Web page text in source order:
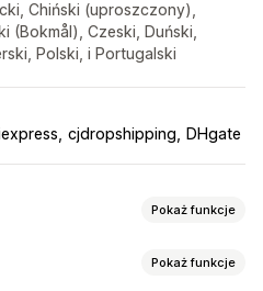
Chiński (uproszczony),
(Bokmål), Czeski, Duński,
Polski, i Portugalski
cjdropshipping DHgate
Pokaż funkcje
Pokaż funkcje